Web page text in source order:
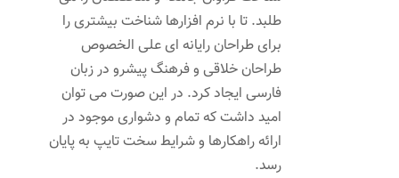
طلبد. تا با نرم افزارها شناخت بیشتری را
برای طراحان رایانه ای علی الخصوص
طراحان خلاقی و فرهنگ پیشرو در زبان
فارسی ایجاد کرد. در این صورت می توان
امید داشت که تمام و دشواری موجود در
ارائه راهکارها و شرایط سخت تایپ به پایان
رسد.